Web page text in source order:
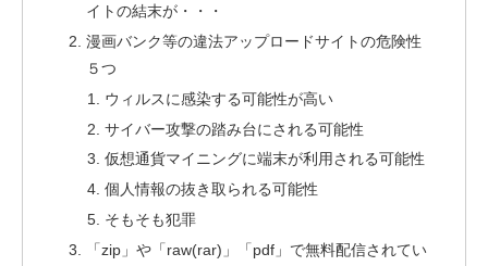
イトの結末が・・・
漫画バンク等の違法アップロードサイトの危険性
５つ
ウィルスに感染する可能性が高い
サイバー攻撃の踏み台にされる可能性
仮想通貨マイニングに端末が利用される可能性
個人情報の抜き取られる可能性
そもそも犯罪
「zip」や「raw(rar)」「pdf」で無料配信されてい